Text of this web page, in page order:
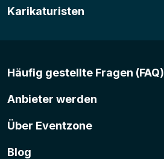
Karikaturisten
Häufig gestellte Fragen (FAQ)
Anbieter werden
Über Eventzone
Blog